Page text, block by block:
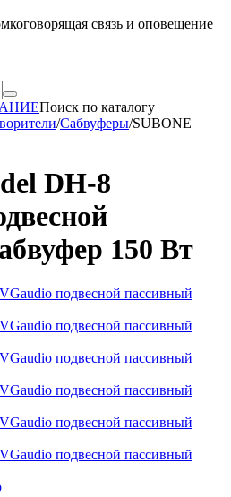
связь и оповещение
Поиск по каталогу
/Сабвуферы/SUBONE
DH-8
150 Вт